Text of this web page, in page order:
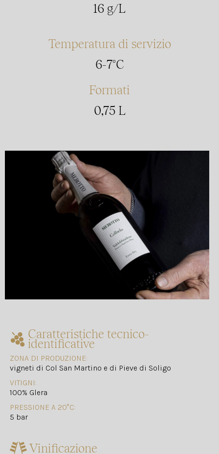
16 g/L
Temperatura di servizio
6-7°C
Formati
0,75 L
Caratteristiche tecnico-
identificative
ZONA DI PRODUZIONE:
vigneti di Col San Martino e di Pieve di Soligo
VITIGNI:
100% Glera
PRESSIONE A 20°C:
5 bar
Vinificazione